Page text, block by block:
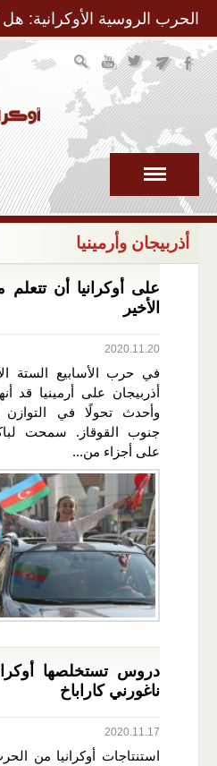
Navigation
الحرب الروسية الأوكرانية:
أذربيجان وأرمينيا
على أوكرانيا أن تتعلم
الأخير
2020.11.20
في حرب الأسابيع الستة
أذربيجان على أرمينيا قد
وأحدث تحولًا في
جنوب القوقاز. سمحت
على أجزاء من...
دروس تستخلصها
ناغورني كاراباخ
2020.11.17
استنتاجات أوكرانيا من